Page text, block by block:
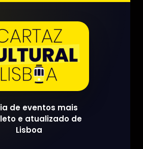
de eventos mais
e atualizado de
Lisboa